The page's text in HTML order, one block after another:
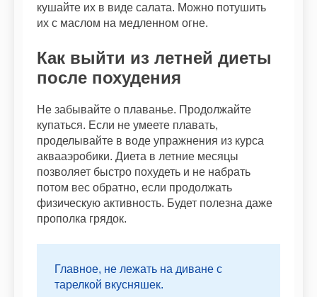
кушайте их в виде салата. Можно потушить
их с маслом на медленном огне.
Как выйти из летней диеты
после похудения
Не забывайте о плаванье. Продолжайте
купаться. Если не умеете плавать,
проделывайте в воде упражнения из курса
аквааэробики. Диета в летние месяцы
позволяет быстро похудеть и не набрать
потом вес обратно, если продолжать
физическую активность. Будет полезна даже
прополка грядок.
Главное, не лежать на диване с
тарелкой вкусняшек.